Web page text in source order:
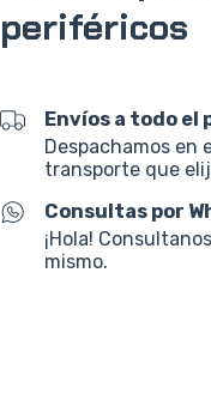
periféricos
Envíos a todo el
Despachamos en
transporte que
Consultas por
¡Hola!
mismo.